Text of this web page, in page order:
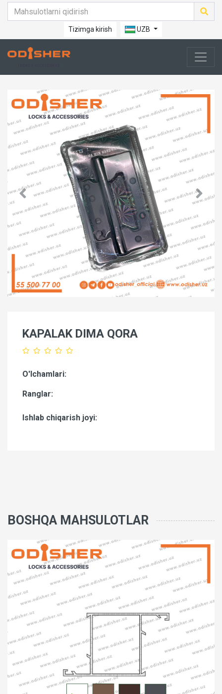
Tizimga kirish UZB
KAPALAK DIMA QORA
O'lchamlari:
Ranglar:
Ishlab chiqarish joyi:
BOSHQA MAHSULOTLAR